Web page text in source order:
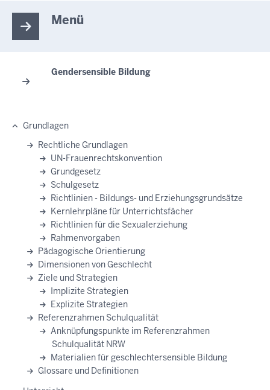
Menü
Gendersensible Bildung
Grundlagen
Rechtliche Grundlagen
UN-Frauenrechtskonvention
Grundgesetz
Schulgesetz
Richtlinien - Bildungs- und Erziehungsgrundsätze
Kernlehrpläne für Unterrichtsfächer
Richtlinien für die Sexualerziehung
Rahmenvorgaben
Pädagogische Orientierung
Dimensionen von Geschlecht
Ziele und Strategien
Implizite Strategien
Explizite Strategien
Referenzrahmen Schulqualität
Anknüpfungspunkte im Referenzrahmen
Schulqualität NRW
Materialien für geschlechtersensible Bildung
Glossare und Definitionen